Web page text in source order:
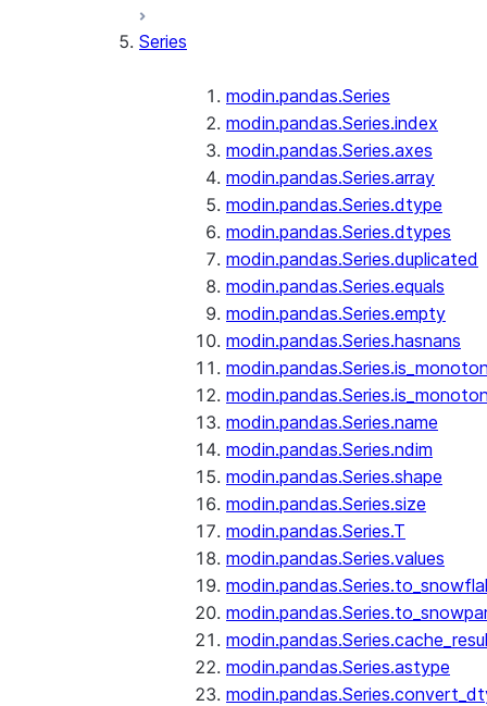
Series
modin.pandas.Series
modin.pandas.Series.index
modin.pandas.Series.axes
modin.pandas.Series.array
modin.pandas.Series.dtype
modin.pandas.Series.dtypes
modin.pandas.Series.duplicated
modin.pandas.Series.equals
modin.pandas.Series.empty
modin.pandas.Series.hasnans
modin.pandas.Series.name
modin.pandas.Series.ndim
modin.pandas.Series.shape
modin.pandas.Series.size
modin.pandas.Series.T
modin.pandas.Series.values
modin.pandas.Series.astype